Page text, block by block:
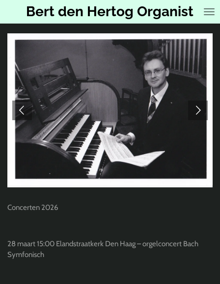
Bert den Hertog Organist
Concerten 2026
28 maart 15:00 Elandstraatkerk Den Haag – orgelconcert Bach
Symfonisch